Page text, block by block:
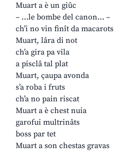
Muart a è un giûc
– …le bombe del canon… –
ch’i no vin finît da macarots
Muart, lâra di not
ch’a gira pa vila
a pisclâ tal plat
Muart, çaupa avonda
s’a roba i fruts
ch’a no pain riscat
Muart a è chest nuia
garofui multrinâts
boss par tet
Muart a son chestas gravas